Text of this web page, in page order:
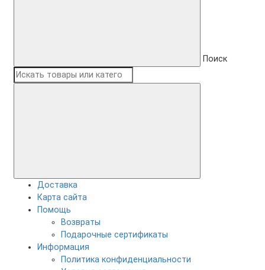
Поиск
Доставка
Карта сайта
Помощь
Возвраты
Подарочные сертификаты
Информация
Политика конфиденциальности